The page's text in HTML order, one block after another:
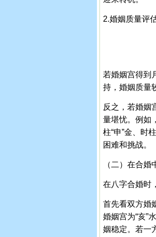
2.婚姻质量评
若婚姻宫得到
持，婚姻质量
反之，若婚姻
量堪忧。例如
柱“申”金、时
困难和挑战。
（二）在合婚
在八字合婚时
首先看双方婚
婚姻宫为“亥”
姻稳定。若一